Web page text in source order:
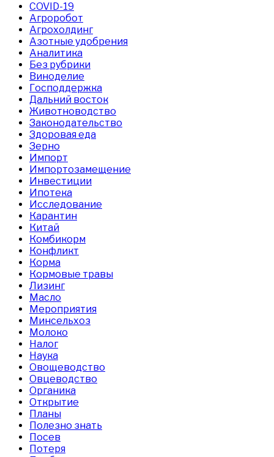
COVID-19
Агроробот
Агрохолдинг
Азотные удобрения
Аналитика
Без рубрики
Виноделие
Господдержка
Дальний восток
Животноводство
Законодательство
Здоровая еда
Зерно
Импорт
Импортозамещение
Инвестиции
Ипотека
Исследование
Карантин
Китай
Комбикорм
Конфликт
Корма
Кормовые травы
Лизинг
Масло
Мероприятия
Минсельхоз
Молоко
Налог
Наука
Овощеводство
Овцеводство
Органика
Открытие
Планы
Полезно знать
Посев
Потеря